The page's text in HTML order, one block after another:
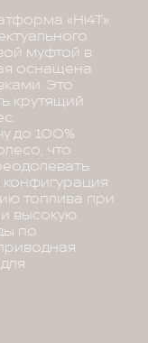
«Hi4T»
муфтой в
оснащена
Это
крутящий
до 100%
что
конфигурация
топлива при
высокую
по